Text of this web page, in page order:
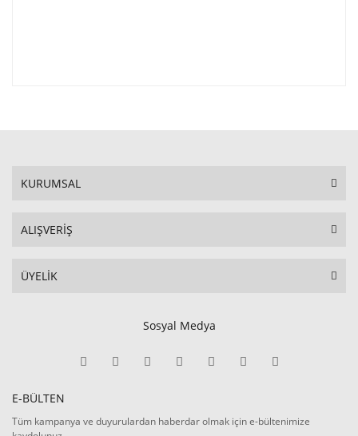
KURUMSAL
ALIŞVERİŞ
ÜYELİK
Sosyal Medya
E-BÜLTEN
Tüm kampanya ve duyurulardan haberdar olmak için e-bültenimize